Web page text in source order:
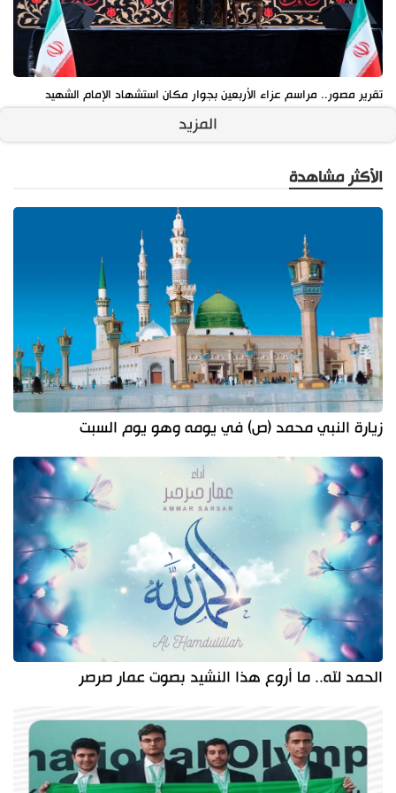
تقرير مصور.. مراسم عزاء الأربعين بجوار مكان استشهاد الإمام الشهيد
المزيد
الأكثر مشاهدة
زيارة النبي محمد (ص) في يومه وهو يوم السبت
الحمد لله.. ما أروع هذا النشيد بصوت عمار صرصر